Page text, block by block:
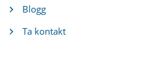
Blogg
Ta kontakt